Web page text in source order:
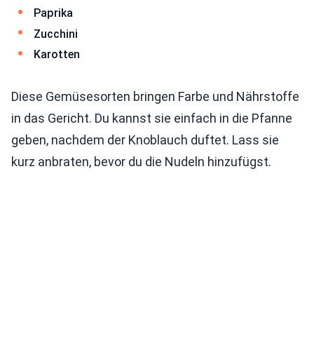
Paprika
Zucchini
Karotten
Diese Gemüsesorten bringen Farbe und Nährstoffe
in das Gericht. Du kannst sie einfach in die Pfanne
geben, nachdem der Knoblauch duftet. Lass sie
kurz anbraten, bevor du die Nudeln hinzufügst.